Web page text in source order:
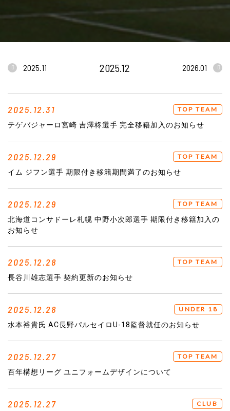
2025.11 2025.12 2026.01
2025.12.31 TOP TEAM
テゲバジャーロ宮崎 吉澤柊選手 完全移籍加入のお知らせ
2025.12.29 TOP TEAM
イム ジフン選手 期限付き移籍期間満了のお知らせ
2025.12.29 TOP TEAM
北海道コンサドーレ札幌 中野小次郎選手 期限付き移籍加入の
お知らせ
2025.12.28 TOP TEAM
長谷川雄志選手 契約更新のお知らせ
2025.12.28 UNDER 18
水本裕貴氏 AC長野パルセイロU-18監督就任のお知らせ
2025.12.27 TOP TEAM
百年構想リーグ ユニフォームデザインについて
2025.12.27 CLUB